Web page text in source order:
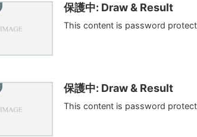
保護中: Draw & Result
This content is password
保護中: Draw & Result
This content is password